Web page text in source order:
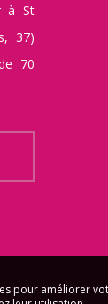
à St
37)
70
pour améliorer